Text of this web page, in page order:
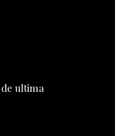
ultima